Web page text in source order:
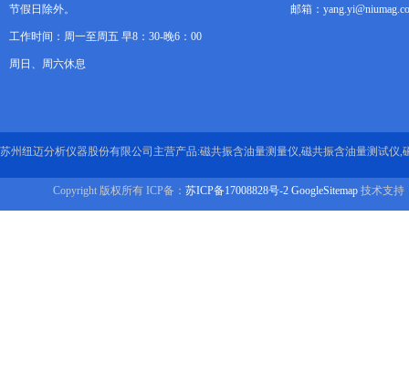
节假日除外。
工作时间：周一至周五 早8：30-晚6：00
周日、周六休息
邮箱：
苏州纽迈分析仪器股份有限公司主营产品:磁共振含油量测量仪,磁共振含油量测试仪,
Copyright 版权所有 ICP备： 苏ICP备17008828号-2 GoogleSitemap 技术支持